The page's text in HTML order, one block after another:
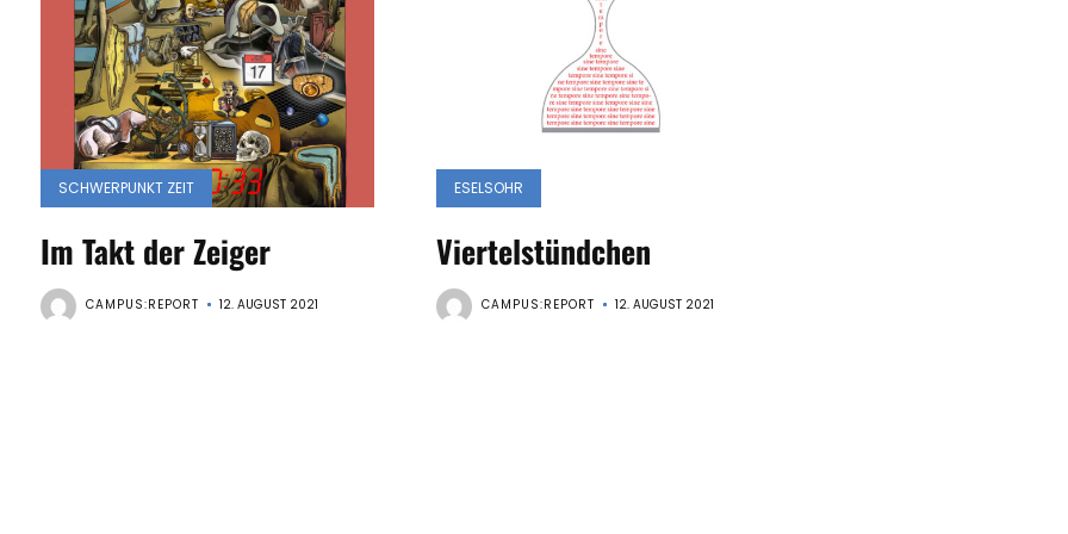
SCHWERPUNKT ZEIT
Im Takt der Zeiger
CAMPUS:REPORT 12. AUGUST 2021
ESELSOHR
Viertelstündchen
CAMPUS:REPORT 12. AUGUST 2021